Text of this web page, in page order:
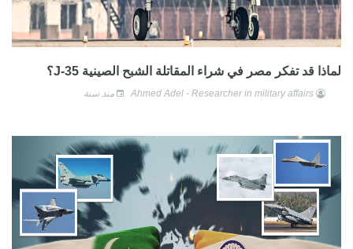
لماذا قد تفكر مصر في شراء المقاتلة الشبح الصينية J-35؟
Ahmed Adel - Researcher in military affairs منذ سنة